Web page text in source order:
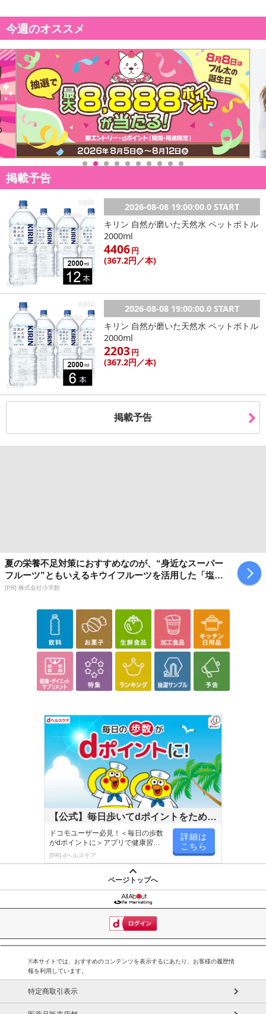
今週のオススメ
掲載予告
2026-08-08 19:00:00.0 START
キリン 自然が磨いた天然水 ペットボトル
2000ml
4406円
(367.2円 ／本)
2026-08-08 19:00:00.0 START
キリン 自然が磨いた天然水 ペットボトル
2000ml
2203円
(367.2円 ／本)
掲載予告
夏の栄養不足対策におすすめなのが、“身近なスーパー
フルーツ”ともいえるキウイフルーツを活用した「塩キ
ウイ」
[PR] 株式会社小学館
【公式】毎日歩いてdポイントをためよ
う！
ドコモユーザー必見！＜毎日の歩数
がdポイントに＞アプリで健康習慣
が楽しく続く
[PR] dヘルスケア
詳細は
こちら
ページトップへ
※本サイトでは、おすすめのコンテンツを表示するにあたり、お客様の履歴情
報を利用しています。
特定商取引表示